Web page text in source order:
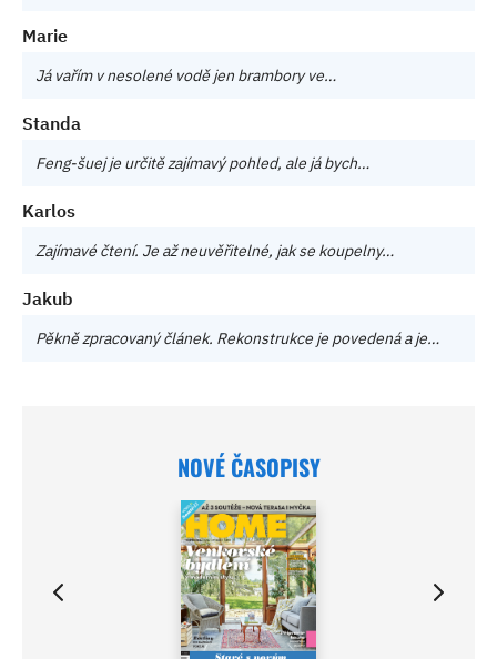
Marie
Já vařím v nesolené vodě jen brambory ve…
Standa
Feng-šuej je určitě zajímavý pohled, ale já bych…
Karlos
Zajímavé čtení. Je až neuvěřitelné, jak se koupelny…
Jakub
Pěkně zpracovaný článek. Rekonstrukce je povedená a je…
NOVÉ ČASOPISY